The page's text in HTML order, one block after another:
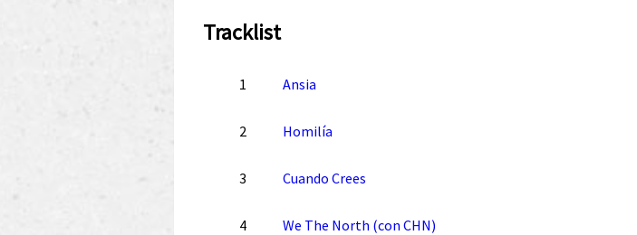
Tracklist
1 Ansia
2 Homilía
3 Cuando Crees
4 We The North (con CHN)